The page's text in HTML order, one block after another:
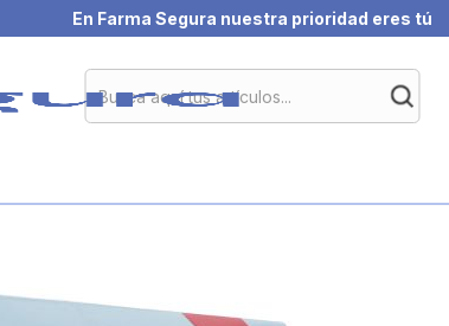
En Farma Segura nuestra prioridad eres tú